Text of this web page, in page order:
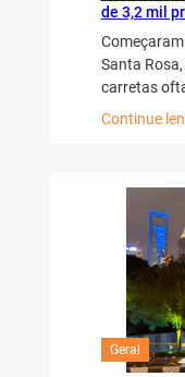
de 3,2 mil
Santa
carretas
Continue
Geral